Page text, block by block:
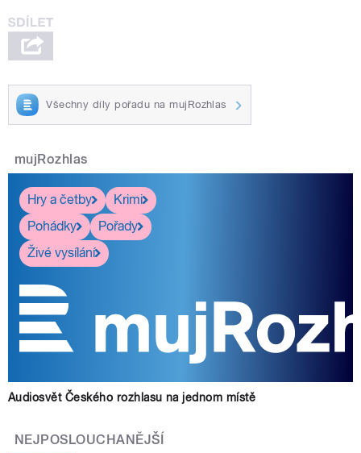
Všechny díly pořadu na mujRozhlas
mujRozhlas
Hry a četby
Krimi
Pohádky
Pořady
Živé vysílání
Audiosvět Českého rozhlasu na jednom místě
NEJPOSLOUCHANĚJŠÍ